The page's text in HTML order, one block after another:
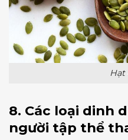
Hạt
8. Các loại dinh
người tập thể